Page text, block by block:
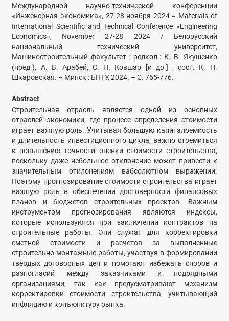
Международной научно-технической конференции
«Инженерная экономика», 27-28 ноября 2024 = Materials of
International Scientific and Technical Conference «Engineering
Economics», November 27-28 2024 / Белорусский
национальный технический университет,
Машиностроительный факультет ; редкол.: К. В. Якушенко
(пред.), А. В. Арабей, С. Н. Ковшар [и др.] ; сост. К. Н.
Шкаровская. – Минск : БНТУ, 2024. – С. 765-776.
Abstract
Строительная отрасль является одной из основных
отраслей экономики, где процесс определения стоимости
играет важную роль. Учитывая большую капиталоемкость
и длительность инвестиционного цикла, важно стремиться
к повышению точности оценки стоимости строительства,
поскольку даже небольшое отклонение может привести к
значительным отклонениям вабсолютном выражении.
Поэтому прогнозирование стоимости строительства играет
важную роль в обеспечении достоверности финансовых
планов и бюджетов строительных проектов. Важным
инструментом прогнозирования являются индексы,
которые используются при заключении контрактов на
строительные работы. Они служат для корректировки
сметной стоимости и расчетов за выполненные
строительно-монтажные работы, участвуя в формировании
твёрдых договорных цен и помогают избежать споров и
разногласий между заказчиками и подрядными
организациями, так как предусматривают механизм
корректировки стоимости строительства, учитывающий
инфляцию и конъюнктуру рынка.